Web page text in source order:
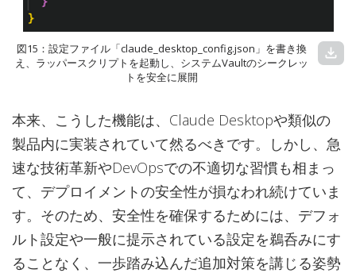
図15：設定ファイル「claude_desktop_config.json」を書き換
え、ラッパースクリプトを起動し、システムVaultのシークレッ
トを安全に展開
download
本来、こうした機能は、Claude Desktopや類似の
製品内に実装されていて然るべきです。しかし、急
速な技術革新やDevOpsでの不適切な習慣も相まっ
て、デプロイメントの安全性が損なわれ続けていま
す。そのため、安全性を確保するためには、デフォ
ルト設定や一般に提示されている設定を鵜呑みにす
ることなく、一歩踏み込んだ追加対策を講じる姿勢